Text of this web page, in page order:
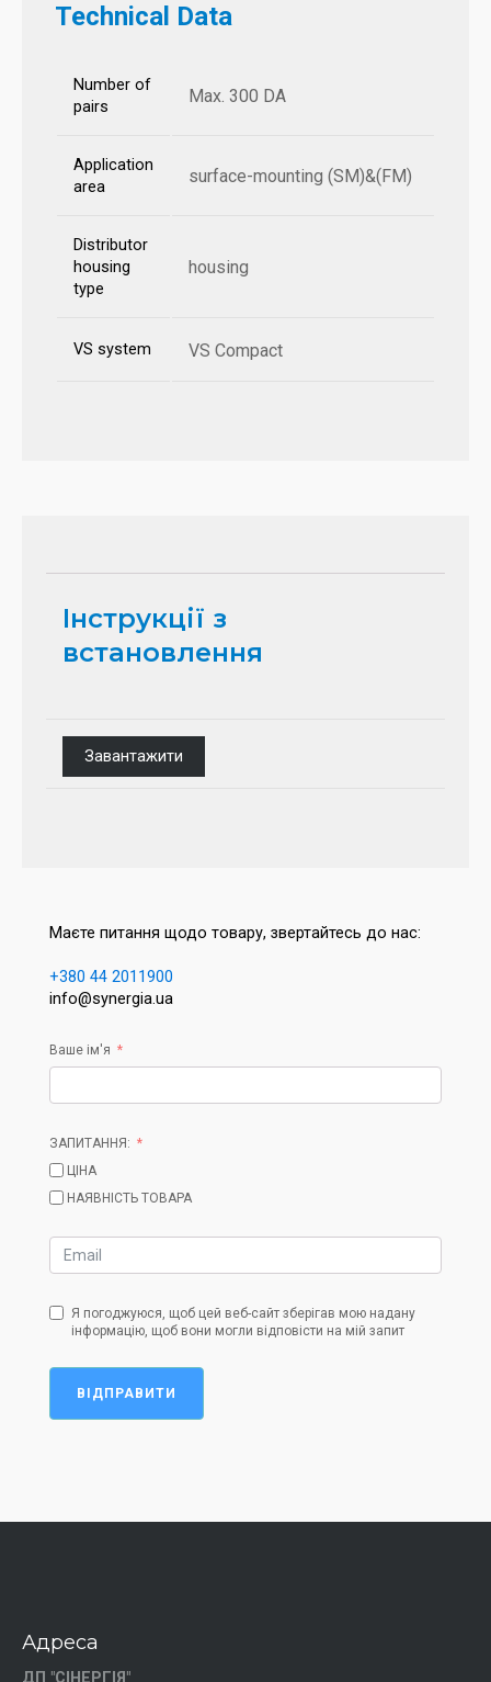
Technical Data
Number of
pairs
Max. 300 DA
Application
area
surface-mounting (SM)&(FM)
Distributor
housing
type
housing
VS system VS Compact
Інструкції з
встановлення
Завантажити
Маєте питання щодо товару, звертайтесь до нас:
+380 44 2011900
info@synergia.ua
Ваше ім'я
ЗАПИТАННЯ:
ЦІНА
НАЯВНІСТЬ ТОВАРА
Я погоджуюся, щоб цей веб-сайт зберігав мою надану
інформацію, щоб вони могли відповісти на мій запит
ВІДПРАВИТИ
Адреса
ДП "СІНЕРГІЯ"